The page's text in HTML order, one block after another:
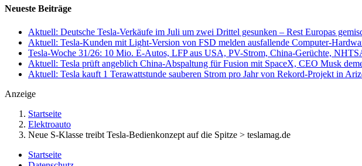
Neueste Beiträge
Aktuell: Deutsche Tesla-Verkäufe im Juli um zwei Drittel gesunken – Rest Europas
Aktuell: Tesla-Kunden mit Light-Version von FSD melden ausfallende Computer-
Tesla-Woche 31/26: 10 Mio. E-Autos, LFP aus USA, PV-Strom, China-Gerüchte,
Aktuell: Tesla prüft angeblich China-Abspaltung für Fusion mit SpaceX, CEO Musk
Aktuell: Tesla kauft 1 Terawattstunde sauberen Strom pro Jahr von Rekord-Projekt in
Anzeige
Startseite
Elektroauto
Neue S-Klasse treibt Tesla-Bedienkonzept auf die Spitze > teslamag.de
Startseite